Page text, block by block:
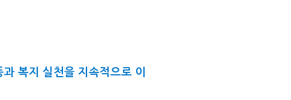
복지 실천을 지속적으로 이